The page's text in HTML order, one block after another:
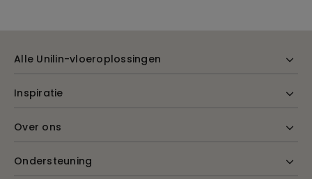
Alle Unilin-vloeroplossingen
Inspiratie
Over ons
Ondersteuning